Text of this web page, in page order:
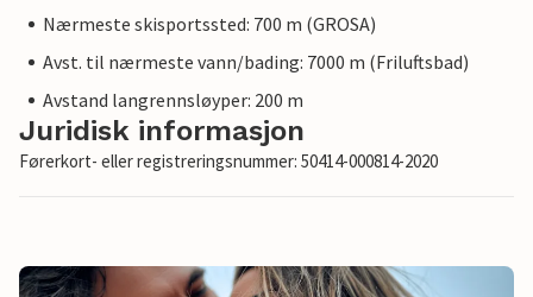
Nærmeste skisportssted: 700 m (GROSA)
Avst. til nærmeste vann/bading: 7000 m (Friluftsbad)
Avstand langrennsløyper: 200 m
Juridisk informasjon
Førerkort- eller registreringsnummer: 50414-000814-2020